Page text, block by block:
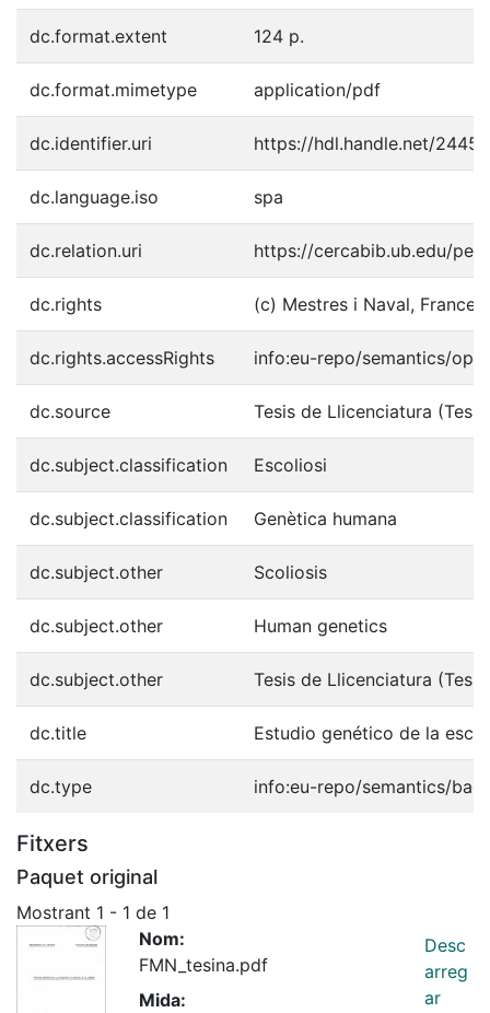
dc.format.extent 124 p.
dc.format.mimetype application/pdf
dc.identifier.uri https://hdl.handle.net/2445/
dc.language.iso spa
dc.relation.uri https://cercabib.ub.edu/
dc.rights (c) Mestres i Naval,
dc.rights.accessRights info:eu-repo/semantics/
dc.source Tesis de Llicenciatura
dc.subject.classification Escoliosi
dc.subject.classification Genètica humana
dc.subject.other Scoliosis
dc.subject.other Human genetics
dc.subject.other Tesis de Llicenciatura
dc.title Estudio genético de la
dc.type info:eu-repo/semantics/
Fitxers
Paquet original
Mostrant 1 - 1 de 1
Nom:
FMN_tesina.pdf
Mida:
Desc
arreg
ar